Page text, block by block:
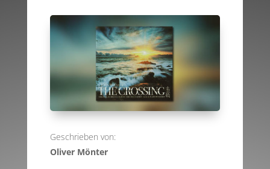
Geschrieben von:
Oliver Mönter